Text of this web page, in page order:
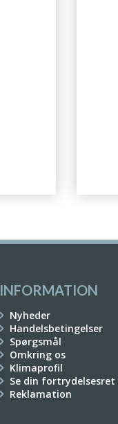
INFORMATION
Nyheder
Handelsbetingelser
Spørgsmål
Omkring os
Klimaprofil
Se din fortrydelsesret
Reklamation